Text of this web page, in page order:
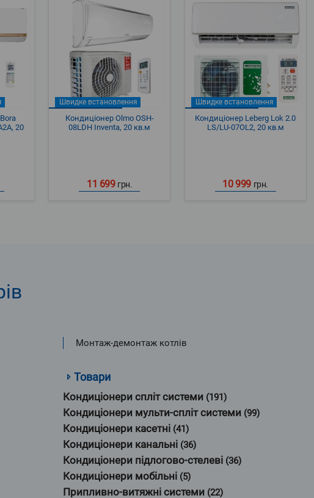
20
Швидке встановлення
Кондиціонер Olmo OSH-
08LDH Inventa, 20 кв.м
11 699 грн.
Швидке встановлення
Кондиціонер Leberg Lok 2.0
LS/LU-07OL2, 20 кв.м
10 999 грн.
Монтаж-демонтаж котлів
Товари
Кондиціонери спліт системи(191)
Кондиціонери мульти-спліт системи(99)
Кондиціонери касетні(41)
Кондиціонери канальні(36)
Кондиціонери підлогово-стелеві(36)
Кондиціонери мобільні(5)
Припливно-витяжні системи(22)